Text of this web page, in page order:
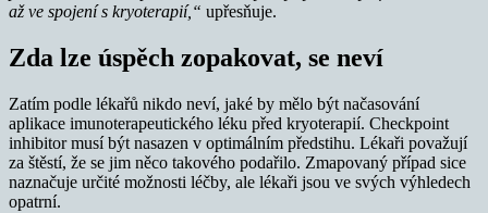
až ve spojení s kryoterapií,“ upřesňuje.
Zda lze úspěch zopakovat, se neví
Zatím podle lékařů nikdo neví, jaké by mělo být načasování
aplikace imunoterapeutického léku před kryoterapií. Checkpoint
inhibitor musí být nasazen v optimálním předstihu. Lékaři považují
za štěstí, že se jim něco takového podařilo. Zmapovaný případ sice
naznačuje určité možnosti léčby, ale lékaři jsou ve svých výhledech
opatrní.